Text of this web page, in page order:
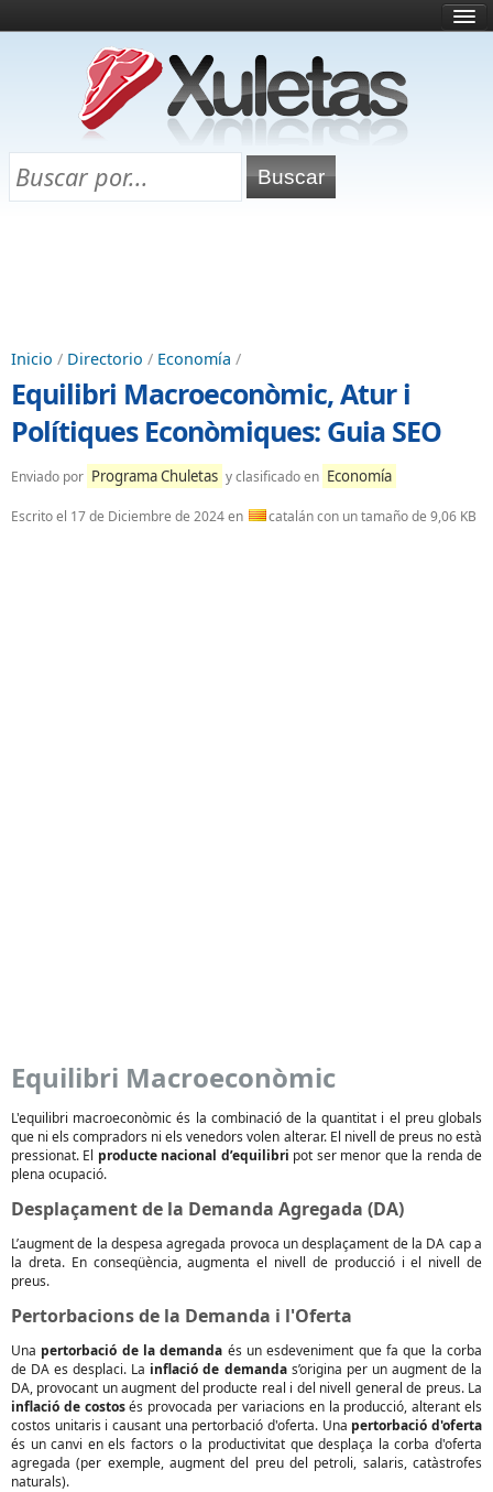
¿Qué es esto?
Directorio
Chuletas para exámenes
Inicio / Directorio / Economía /
Equilibri Macroeconòmic, Atur i
Polítiques Econòmiques: Guia SEO
Enviado por Programa Chuletas y clasificado en Economía
Escrito el 17 de Diciembre de 2024en catalán con un tamaño de 9,06 KB
Equilibri Macroeconòmic
L'equilibri macroeconòmic és la combinació de la quantitat i el preu globals
que ni els compradors ni els venedors volen alterar. El nivell de preus no està
pressionat. El producte nacional d’equilibri pot ser menor que la renda de
plena ocupació.
Desplaçament de la Demanda Agregada (DA)
L’augment de la despesa agregada provoca un desplaçament de la DA cap a
la dreta. En conseqüència, augmenta el nivell de producció i el nivell de
preus.
Pertorbacions de la Demanda i l'Oferta
Una pertorbació de la demanda és un esdeveniment que fa que la corba
de DA es desplaci. La inflació de demandas’origina per un augment de la
DA, provocant un augment del producte real i del nivell general de preus. La
inflació de costosés provocada per variacions en la producció, alterant els
costos unitaris i causant una pertorbació d'oferta. Una pertorbació d'oferta
és un canvi en els factors o la productivitat que desplaça la corba d'oferta
agregada (per exemple, augment del preu del petroli, salaris, catàstrofes
naturals).